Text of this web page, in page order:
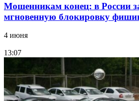
Мошенникам конец: в России
мгновенную блокировку
4 июня
13:07